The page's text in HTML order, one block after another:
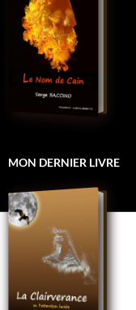
MON DERNIER LIVRE